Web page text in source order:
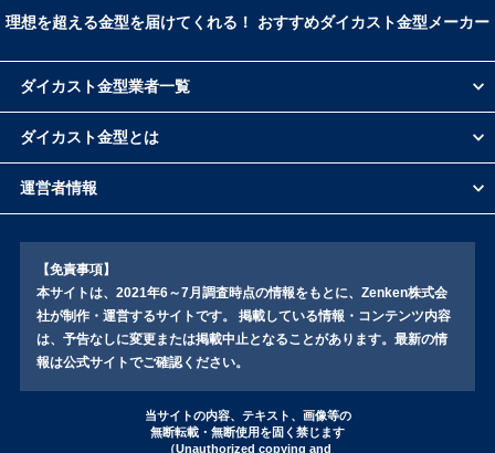
魚岸精機工業
メック
岩機ダイカスト工業株式会社
小出製作所
大同特殊鋼
大久保金型工業
松村精型
アイジーエヴァース株式会社（旧：稲垣鉄工株
式会社）
戸田精密工業
コトブキ精機
旭
理想を超える金型を届けてくれる！ おすすめダイカスト金型メーカー
ダイカスト金型業者一覧
ダイカスト金型とは
運営者情報
【免責事項】
本サイトは、2021年6～7月調査時点の情報をもとに、Zenken株式会
社が制作・運営するサイトです。 掲載している情報・コンテンツ内容
は、予告なしに変更または掲載中止となることがあります。最新の情
報は公式サイトでご確認ください。
当サイトの内容、テキスト、画像等の
無断転載・無断使用を固く禁じます
（Unauthorized copying and